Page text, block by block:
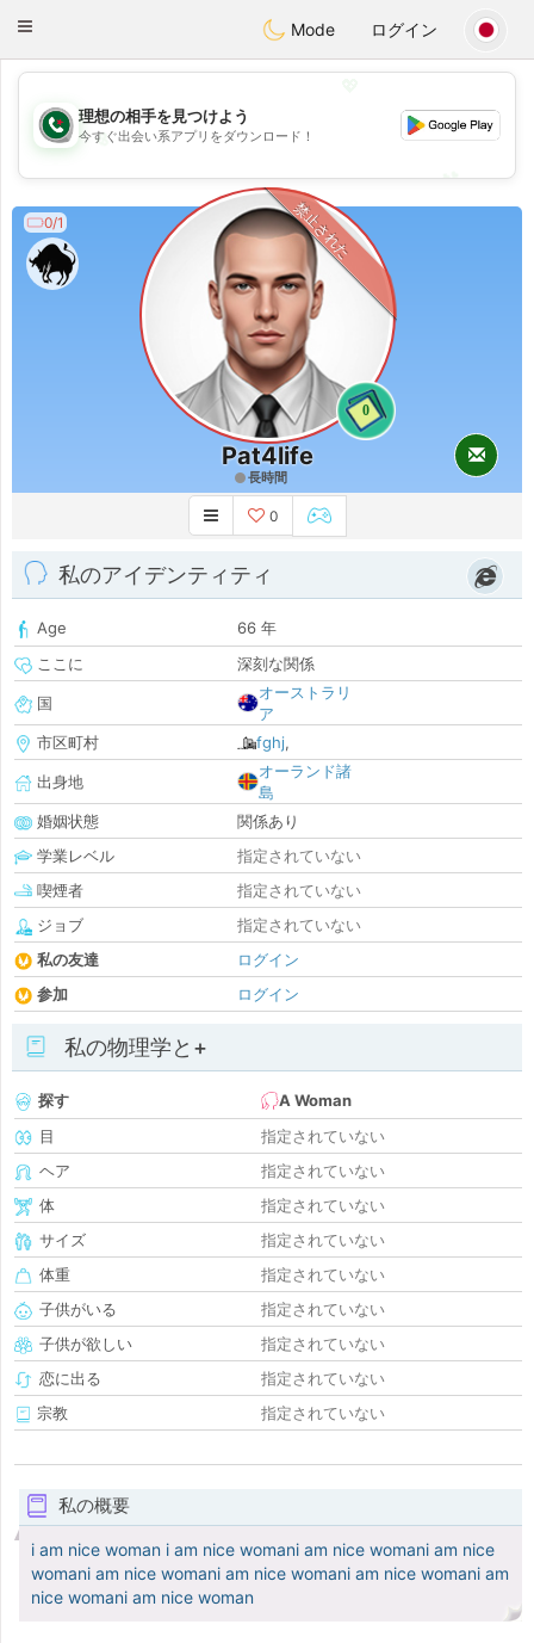
Weshrak
Toggle
Mode ログイン
💖
💕
💕
理想の相手を見つけよう
今すぐ出会い系アプリをダウンロード！
0/1
0
禁止された
Pat4life
長時間
0
私のアイデンティティ
Age
66 年
ここに
深刻な関係
国
オーストラリ
ア
市区町村
fghj,
出身地
オーランド諸
島
婚姻状態
関係あり
学業レベル
指定されていない
喫煙者
指定されていない
ジョブ
指定されていない
私の友達
ログイン
参加
ログイン
私の物理学と+
探す
A Woman
目
指定されていない
ヘア
指定されていない
体
指定されていない
サイズ
指定されていない
体重
指定されていない
子供がいる
指定されていない
子供が欲しい
指定されていない
恋に出る
指定されていない
宗教
指定されていない
私の概要
i am nice woman i am nice womani am nice womani am nice
womani am nice womani am nice womani am nice womani am
nice womani am nice woman